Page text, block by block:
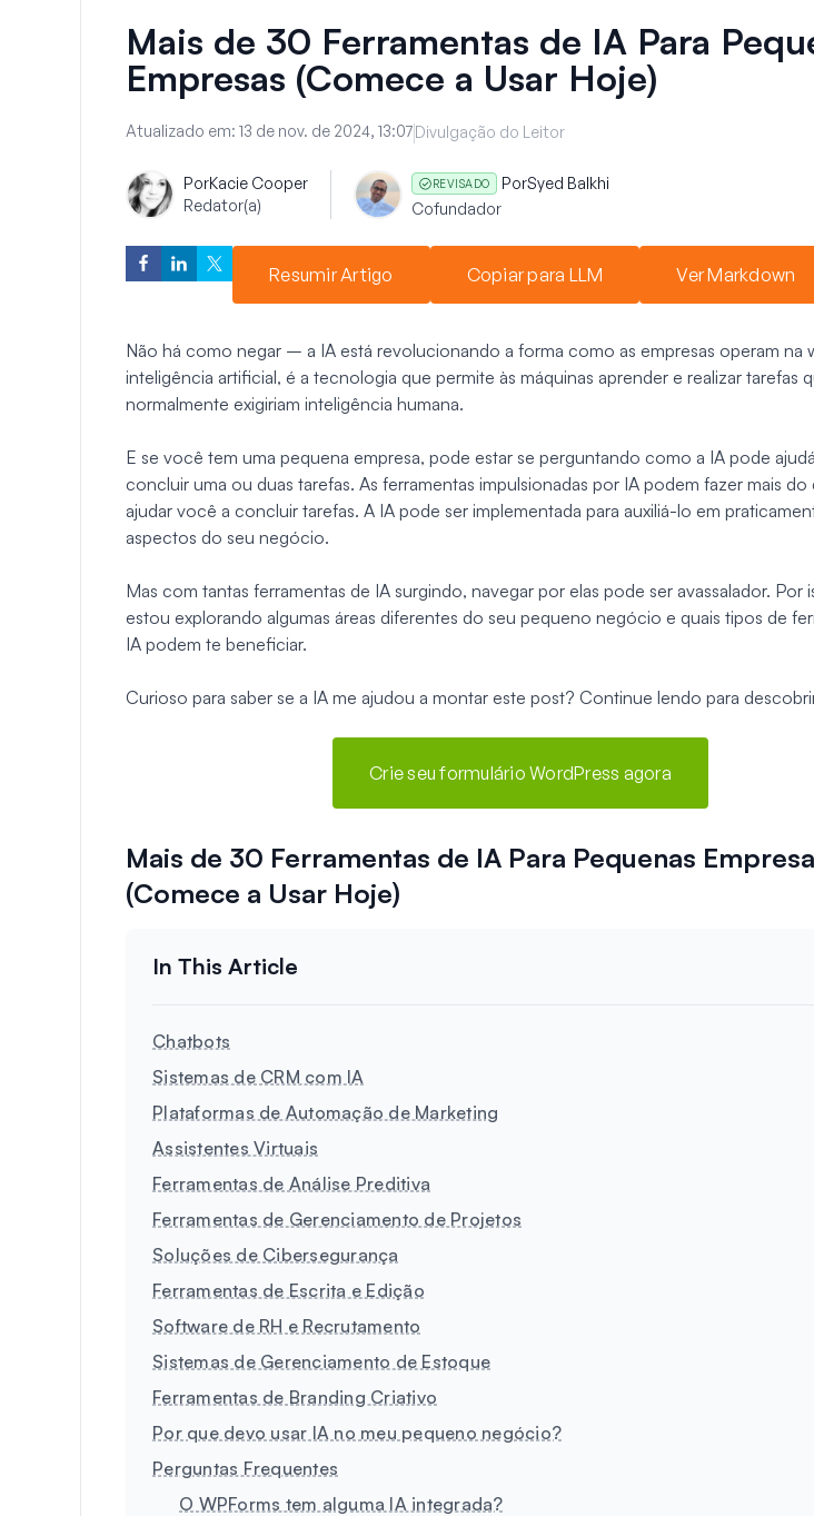
Mais de 30 Ferramentas de IA Para
Empresas (Comece a Usar Hoje)
Atualizado em: 13 de nov. de 2024, 13:07Divulgação do Leitor
PorKacie Cooper
Redator(a)
REVISADO PorSyed Balkhi
Cofundador
Resumir Artigo Copiar para LLM Ver Markdown
Não há como negar – a IA está revolucionando a forma como as empresas operam na
inteligência artificial, é a tecnologia que permite às máquinas aprender e realizar tarefas
normalmente exigiriam inteligência humana.
E se você tem uma pequena empresa, pode estar se perguntando como a IA pode
concluir uma ou duas tarefas. As ferramentas impulsionadas por IA podem fazer mais do
ajudar você a concluir tarefas. A IA pode ser implementada para auxiliá-lo em
aspectos do seu negócio.
Mas com tantas ferramentas de IA surgindo, navegar por elas pode ser avassalador. Por
estou explorando algumas áreas diferentes do seu pequeno negócio e quais tipos de
IA podem te beneficiar.
Curioso para saber se a IA me ajudou a montar este post? Continue lendo para
Crie seu formulário WordPress agora
Mais de 30 Ferramentas de IA Para Pequenas
(Comece a Usar Hoje)
Chatbots
Sistemas de CRM com IA
Plataformas de Automação de Marketing
Assistentes Virtuais
Ferramentas de Análise Preditiva
Ferramentas de Gerenciamento de Projetos
Soluções de Cibersegurança
Ferramentas de Escrita e Edição
Software de RH e Recrutamento
Sistemas de Gerenciamento de Estoque
Ferramentas de Branding Criativo
Por que devo usar IA no meu pequeno negócio?
Perguntas Frequentes
O WPForms tem alguma IA integrada?